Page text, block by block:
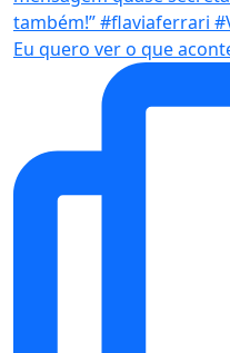
Eu quero ver o que